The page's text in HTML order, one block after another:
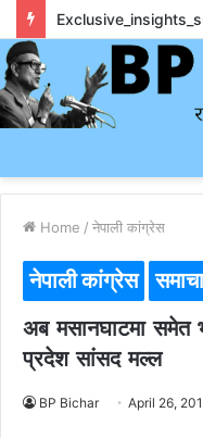
Home / नेपाली कांग्रेस
नेपाली कांग्रेस
अब मसानघाटमा समेत
प्रदेश सांसद मल्ल
BP Bichar April 26,